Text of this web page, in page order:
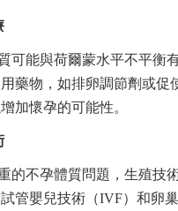
可能與荷爾蒙水平不平衡
藥物，如排卵調節劑或促
加懷孕的可能性。
的不孕體質問題，生殖技
管嬰兒技術（IVF）和卵